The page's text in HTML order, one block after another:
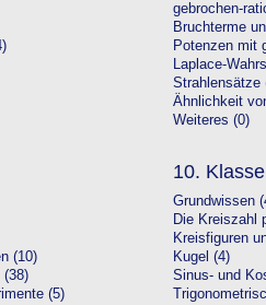
gebrochen-
Bruchterme
Potenzen mit
Laplace-
Strahlensätze
Ähnlichkeit
Weiteres (0)
(10)
(38)
(5)
10. Klasse
Grundwissen
Die Kreiszahl
Kreisfiguren
Kugel (4)
Sinus- und